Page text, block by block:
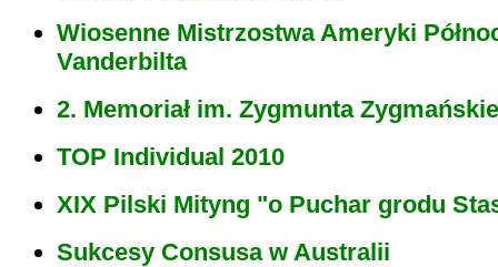
Wiosenne Mistrzostwa Ameryki
Vanderbilta
2. Memoriał im. Zygmunta
TOP Individual 2010
XIX Pilski Mityng "o Puchar grodu
Sukcesy Consusa w Australii